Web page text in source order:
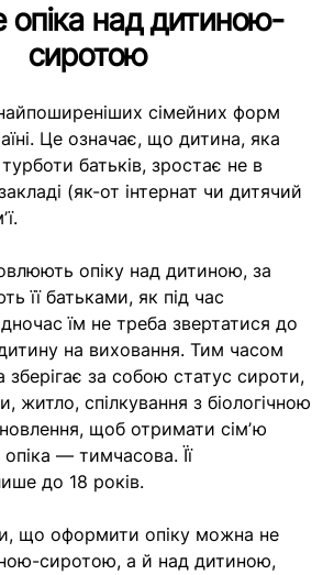
опіка над дитиною-
сиротою
сімейних форм
Це означає, що дитина, яка
батьків, зростає не в
(як-от інтернат чи дитячий
опіку над дитиною, за
її батьками, як під час
їм не треба звертатися до
на виховання. Тим часом
зберігає за собою статус сироти,
житло, спілкування з біологічною
щоб отримати сімʼю
— тимчасова. Її
до 18 років.
що оформити опіку можна не
сиротою, а й над дитиною,